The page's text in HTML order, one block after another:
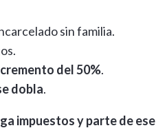
sin familia.
del 50%.
dobla.
impuestos y parte de